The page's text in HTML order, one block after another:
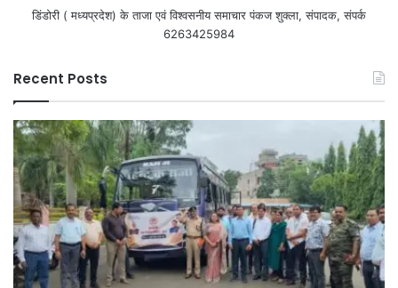
डिंडोरी ( मध्यप्रदेश) के ताजा एवं विश्वसनीय समाचार पंकज शुक्ला, संपादक, संपर्क
6263425984
Recent Posts